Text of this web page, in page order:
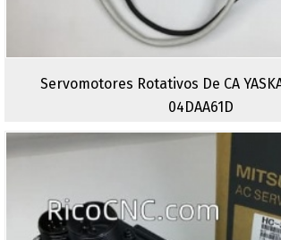
Servomotores Rotativos De CA
04DAA61D